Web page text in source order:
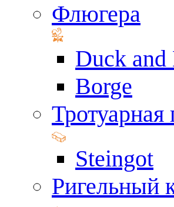
Флюгера
Duck and
Borge
Тротуарная
Steingot
Ригельный